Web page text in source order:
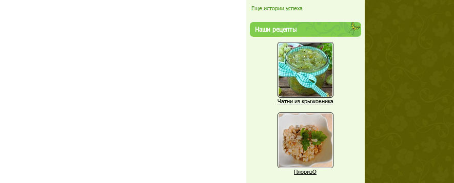
Еще истории успеха
Наши рецепты
Чатни из крыжовника
ПлоризО